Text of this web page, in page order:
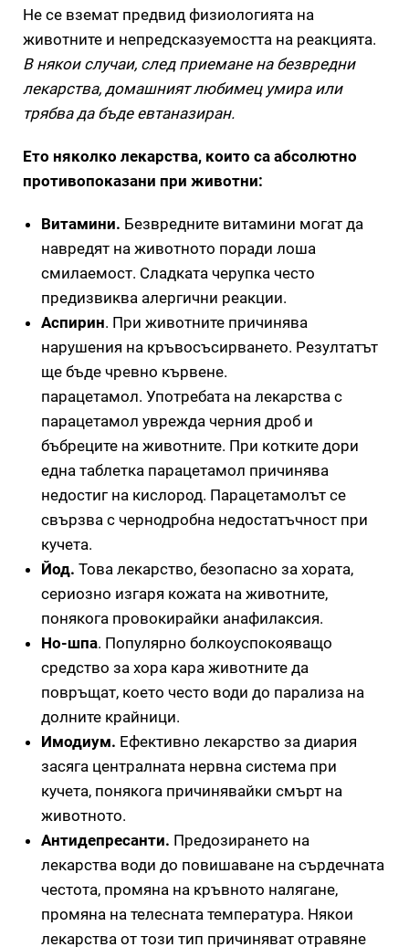
Не се вземат предвид физиологията на
животните и непредсказуемостта на реакцията.
В някои случаи, след приемане на безвредни
лекарства, домашният любимец умира или
трябва да бъде евтаназиран.
Ето няколко лекарства, които са абсолютно
противопоказани при животни:
Витамини. Безвредните витамини могат да
навредят на животното поради лоша
смилаемост. Сладката черупка често
предизвиква алергични реакции.
Аспирин. При животните причинява
нарушения на кръвосъсирването. Резултатът
ще бъде чревно кървене.
парацетамол. Употребата на лекарства с
парацетамол уврежда черния дроб и
бъбреците на животните. При котките дори
една таблетка парацетамол причинява
недостиг на кислород. Парацетамолът се
свързва с чернодробна недостатъчност при
кучета.
Йод. Това лекарство, безопасно за хората,
сериозно изгаря кожата на животните,
понякога провокирайки анафилаксия.
Но-шпа. Популярно болкоуспокояващо
средство за хора кара животните да
повръщат, което често води до парализа на
долните крайници.
Имодиум. Ефективно лекарство за диария
засяга централната нервна система при
кучета, понякога причинявайки смърт на
животното.
Антидепресанти. Предозирането на
лекарства води до повишаване на сърдечната
честота, промяна на кръвното налягане,
промяна на телесната температура. Някои
лекарства от този тип причиняват отравяне